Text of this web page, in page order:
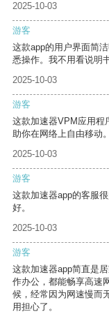
2025-10-03
游客
这款app的用户界面简
悉操作。我不用看说明
2025-10-03
游客
这款加速器VPM应用程
助你在网络上自由移动。
2025-10-03
游客
这款加速器app的客服
好。
2025-10-03
游客
这款加速器app简直是
作办公，都能畅享高速
候，经常因为网速慢而
用担心了。